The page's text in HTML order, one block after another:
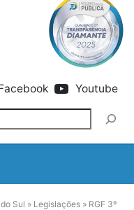
Youtube
Sul » Legislações » RGF 3º